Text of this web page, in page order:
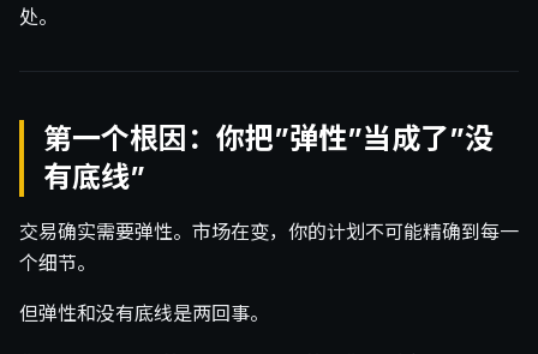
处。
第一个根因：你把”弹性”当成了”没
有底线”
交易确实需要弹性。市场在变，你的计划不可能精确到每一
个细节。
但弹性和没有底线是两回事。